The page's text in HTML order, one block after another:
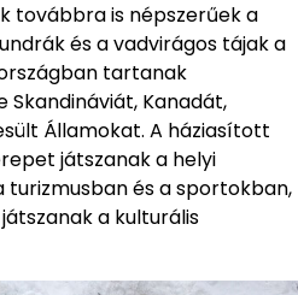
továbbra is népszerűek a
és a vadvirágos tájak a
tartanak
Kanadát,
Államokat. A háziasított
játszanak a helyi
turizmusban és a sportokban,
a kulturális